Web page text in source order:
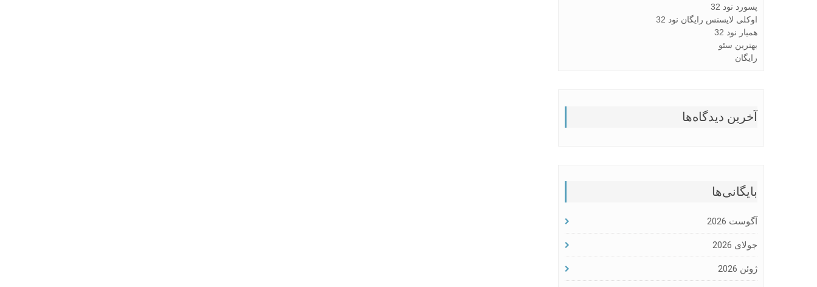
پسورد نود 32
اوکلی لایسنس رایگان نود 32
همیار نود 32
بهترین سئو
رایگان
آخرین دیدگاه‌ها
بایگانی‌ها
آگوست 2026
جولای 2026
ژوئن 2026